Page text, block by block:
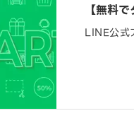
【無料
LINE公式